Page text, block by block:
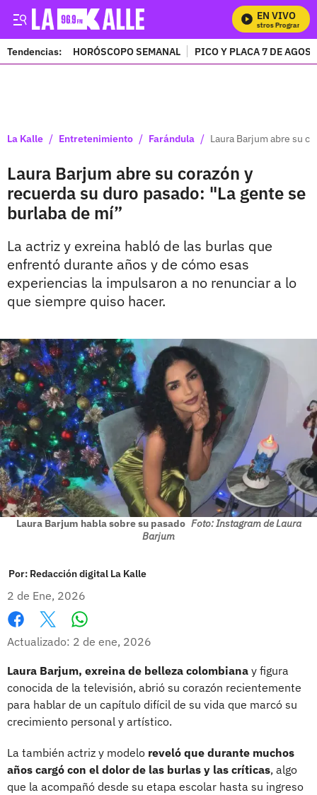
EN VIVO
Tendencias: HORÓSCOPO SEMANAL PICO Y PLACA 7 DE
La Kalle / Entretenimiento / Farándula / Laura Barjum abre su
Laura Barjum abre su corazón y
recuerda su duro pasado: "La gente se
burlaba de mí”
La actriz y exreina habló de las burlas que
enfrentó durante años y de cómo esas
experiencias la impulsaron a no renunciar a lo
que siempre quiso hacer.
Laura Barjum habla sobre su pasado Foto: Instagram de Laura
Barjum
Por: Redacción digital La Kalle
2 de Ene, 2026
Facebook
X
Actualizado: 2 de ene, 2026
Laura Barjum, exreina de belleza colombiana y figura
conocida de la televisión, abrió su corazón recientemente
para hablar de un capítulo difícil de su vida que marcó su
crecimiento personal y artístico.
La también actriz y modelo reveló que durante muchos
años cargó con el dolor de las burlas y las críticas, algo
que la acompañó desde su etapa escolar hasta su ingreso